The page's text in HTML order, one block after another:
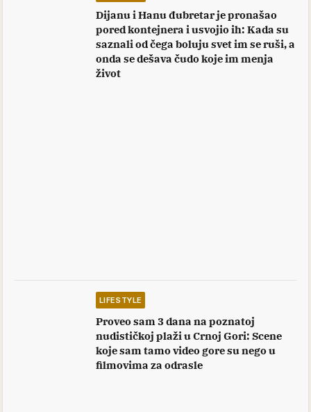
Dijanu i Hanu đubretar je pronašao
pored kontejnera i usvojio ih: Kada su
saznali od čega boluju svet im se ruši, a
onda se dešava čudo koje im menja
život
LIFESTYLE
Proveo sam 3 dana na poznatoj
nudističkoj plaži u Crnoj Gori: Scene
koje sam tamo video gore su nego u
filmovima za odrasle